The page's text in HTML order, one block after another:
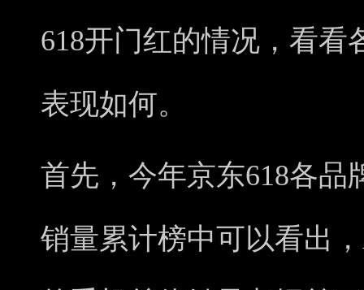
618开门红的情况，看
表现如何。
首先，今年京东618各品
销量累计榜中可以看出